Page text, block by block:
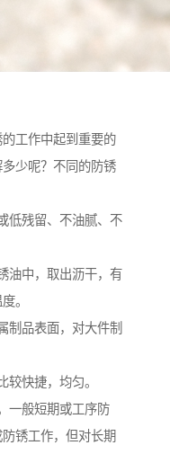
工作中起到重要的
少呢？不同的防锈
低残留、不油腻、不
油中，取出沥干，有
。
制品表面，对大件制
较快捷，均匀。
一般短期或工序防
锈工作，但对长期